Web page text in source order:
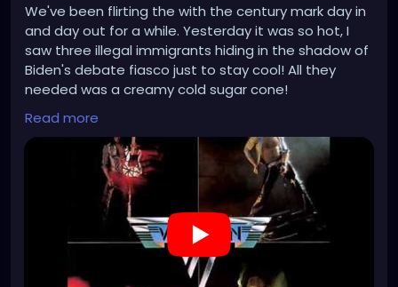
We've been flirting the with the century mark day in
and day out for a while. Yesterday it was so hot, I
saw three illegal immigrants hiding in the shadow of
Biden's debate fiasco just to stay cool! All they
needed was a creamy cold sugar cone!
https://www.youtube.com/watch?v=i2RKWJD5ops
Read more